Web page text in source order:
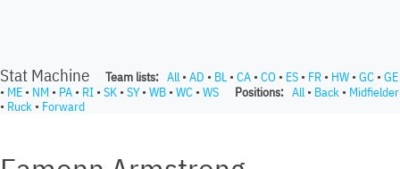
Stat Machine Team lists: All • AD • BL • CA • CO • ES • FR • HW • GC • GE
• ME • NM • PA • RI • SK • SY• WB • WC • WS Positions: All • Back • Midfielder
• Ruck • Forward